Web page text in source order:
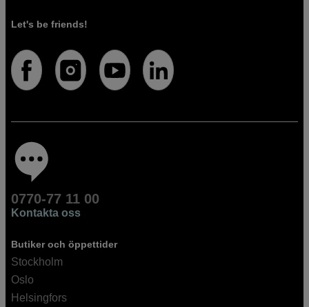
Let's be friends!
0770-77 11 00
Kontakta oss
Butiker och öppettider
Stockholm
Oslo
Helsingfors